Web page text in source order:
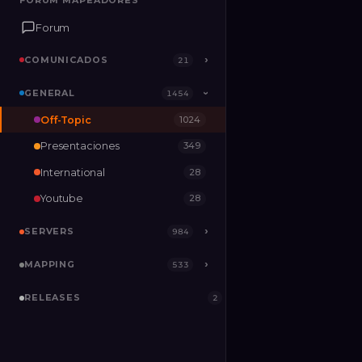
Forum
COMUNICADOS 21 ›
GENERAL 1454 ›
SERVERS
RELEASES
Forum
COMUNICADOS 21 ›
GENERAL 1454 ›
Off-Topic 1024
Presentaciones 349
International 28
Youtube 28
SERVERS 984 ›
MAPPING 533 ›
RELEASES 2